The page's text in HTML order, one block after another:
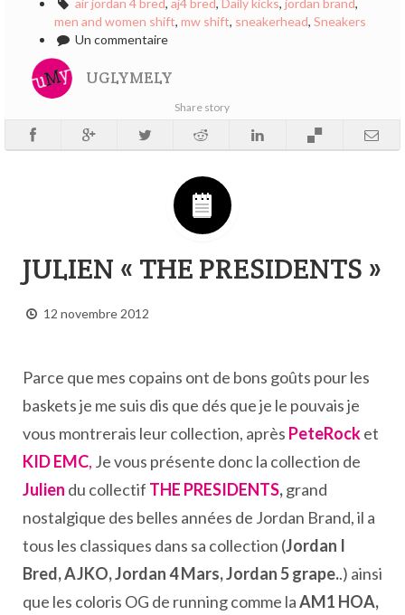
men and women shift, mw shift, sneakerhead, Sneakers
Un commentaire
UGLYMELY
Share story
JULIEN « THE PRESIDENTS »
12 novembre 2012
Parce que mes copains ont de bons goûts pour les
baskets je me suis dis que dés que je le pouvais je
vous montrerais leur collection, après PeteRocket
KID EMC, Je vous présente donc la collection de
Julien du collectif THE PRESIDENTS,grand
nostalgique des belles années de Jordan Brand, il a
tous les classiques dans sa collection (Jordan I
Bred, AJKO, Jordan 4 Mars, Jordan 5 grape..) ainsi
que les coloris OG de running comme laAM1 HOA,